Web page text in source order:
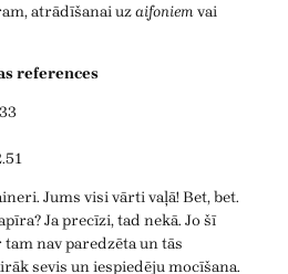
atrādīšanai uzaifoniemvai
references
Jums visi vārti vaļā! Bet, bet.
Ja precīzi, tad nekā. Jo šī
nav paredzēta un tās
sevis un iespiedēju mocīšana.